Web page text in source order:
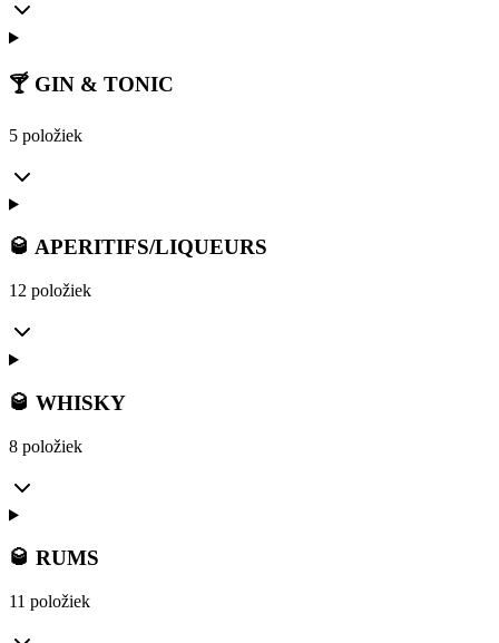
🍸 GIN & TONIC
5 položiek
🥃 APERITIFS/LIQUEURS
12 položiek
🥃 WHISKY
8 položiek
🥃 RUMS
11 položiek